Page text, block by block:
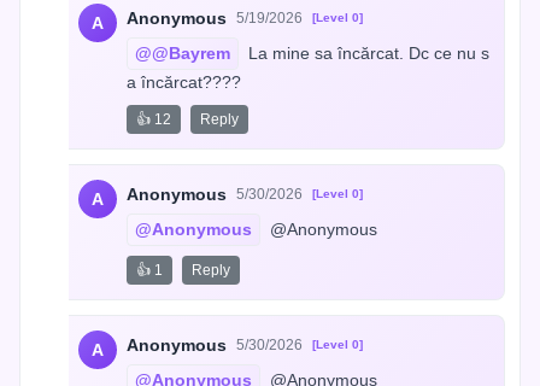
A Anonymous 5/19/2026 [Level 0]
@@Bayrem
La mine sa încărcat. Dc ce nu s
a încărcat????
👍 12 Reply
A Anonymous 5/30/2026 [Level 0]
@Anonymous @Anonymous
👍 1 Reply
A Anonymous 5/30/2026 [Level 0]
@Anonymous @Anonymous